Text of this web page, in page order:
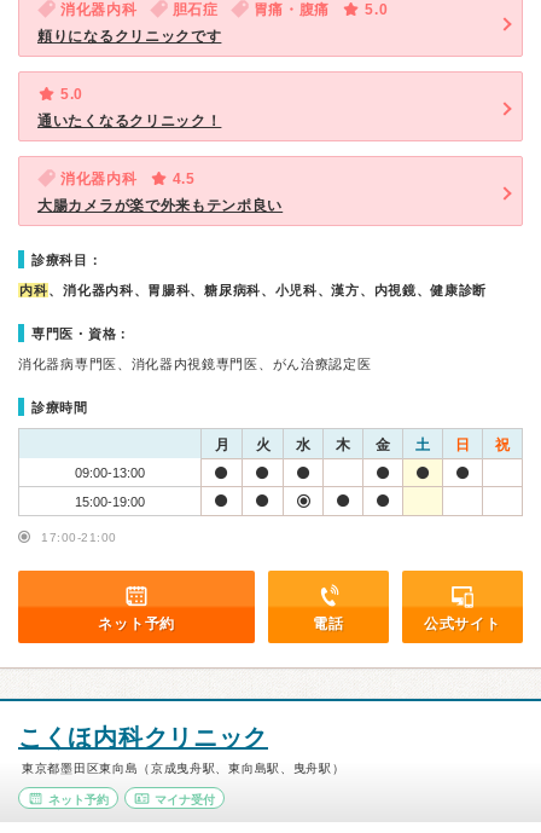
消化器内科 胆石症 胃痛・腹痛
5.0
頼りになるクリニックです
5.0
通いたくなるクリニック！
消化器内科
4.5
大腸カメラが楽で外来もテンポ良い
診療科目：
内科、消化器内科、胃腸科、糖尿病科、小児科、漢方、内視鏡、健康診断
専門医・資格：
消化器病専門医、消化器内視鏡専門医、がん治療認定医
診療時間
月 火 水 木 金 土 日 祝
09:00-13:00
15:00-19:00
17:00-21:00
ネット予約 電話 公式サイト
こくほ内科クリニック
東京都墨田区東向島（京成曳舟駅、東向島駅、曳舟駅）
ネット予約 マイナ受付